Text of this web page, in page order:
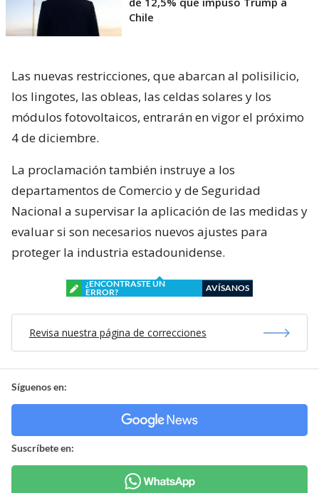
Chile
Las nuevas restricciones, que abarcan al polisilicio,
los lingotes, las obleas, las celdas solares y los
módulos fotovoltaicos, entrarán en vigor el próximo
4 de diciembre.
La proclamación también instruye a los
departamentos de Comercio y de Seguridad
Nacional a supervisar la aplicación de las medidas y
evaluar si son necesarios nuevos ajustes para
proteger la industria estadounidense.
¿ENCONTRASTE UN
ERROR?
AVÍSANOS
Revisa nuestra página de correcciones
Síguenos en:
Suscríbete en: